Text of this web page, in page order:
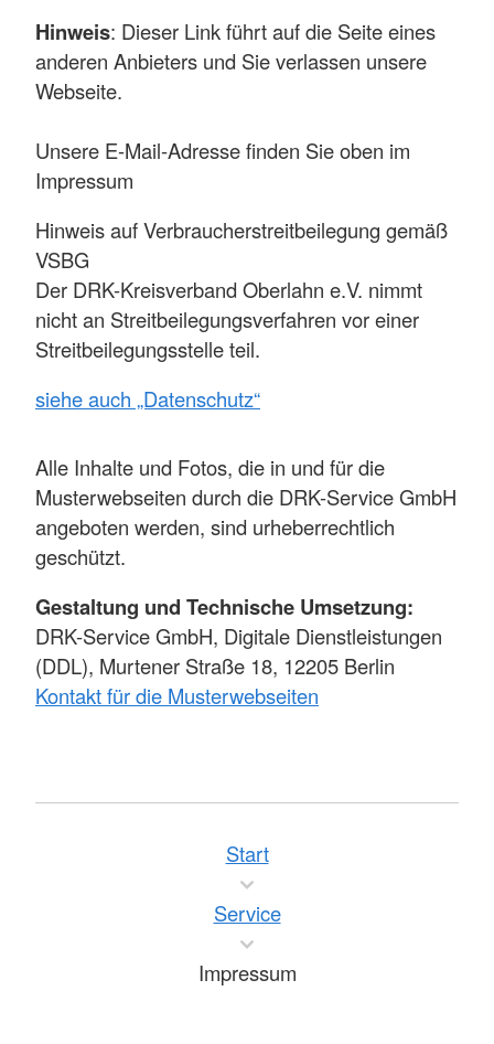
Hinweis: Dieser Link führt auf die Seite eines
anderen Anbieters und Sie verlassen unsere
Webseite.
Unsere E-Mail-Adresse finden Sie oben im
Impressum
Hinweis auf Verbraucherstreitbeilegung gemäß
VSBG
Der DRK-Kreisverband Oberlahn e.V. nimmt
nicht an Streitbeilegungsverfahren vor einer
Streitbeilegungsstelle teil.
siehe auch „Datenschutz“
Alle Inhalte und Fotos, die in und für die
Musterwebseiten durch die DRK-Service GmbH
angeboten werden, sind urheberrechtlich
geschützt.
Gestaltung und Technische Umsetzung:
DRK-Service GmbH, Digitale Dienstleistungen
(DDL), Murtener Straße 18, 12205 Berlin
Kontakt für die Musterwebseiten
Start
Service
Impressum